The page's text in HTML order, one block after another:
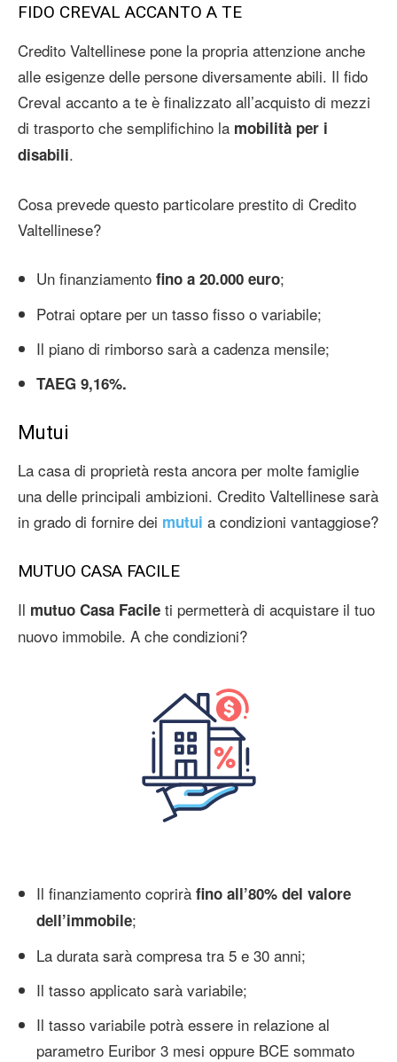
FIDO CREVAL ACCANTO A TE
Credito Valtellinese pone la propria attenzione anche
alle esigenze delle persone diversamente abili. Il fido
Creval accanto a te è finalizzato all’acquisto di mezzi
di trasporto che semplifichino la mobilità per i
disabili.
Cosa prevede questo particolare prestito di Credito
Valtellinese?
Un finanziamento fino a 20.000 euro;
Potrai optare per un tasso fisso o variabile;
Il piano di rimborso sarà a cadenza mensile;
TAEG 9,16%.
Mutui
La casa di proprietà resta ancora per molte famiglie
una delle principali ambizioni. Credito Valtellinese sarà
in grado di fornire dei mutui a condizioni vantaggiose?
MUTUO CASA FACILE
Il mutuo Casa Facile ti permetterà di acquistare il tuo
nuovo immobile. A che condizioni?
Il finanziamento coprirà fino all’80% del valore
dell’immobile;
La durata sarà compresa tra 5 e 30 anni;
Il tasso applicato sarà variabile;
Il tasso variabile potrà essere in relazione al
parametro Euribor 3 mesi oppure BCE sommato